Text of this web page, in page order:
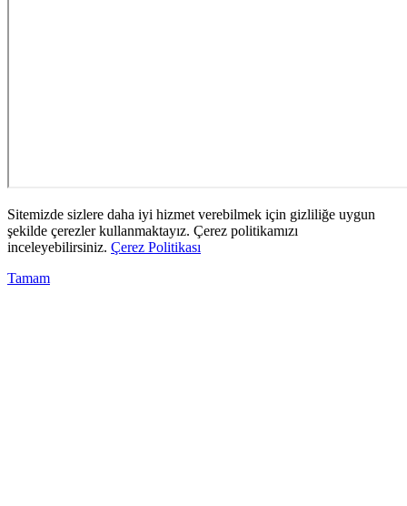
Sitemizde sizlere daha iyi hizmet verebilmek için gizliliğe uygun
şekilde çerezler kullanmaktayız. Çerez politikamızı
inceleyebilirsiniz. Çerez Politikası
Tamam